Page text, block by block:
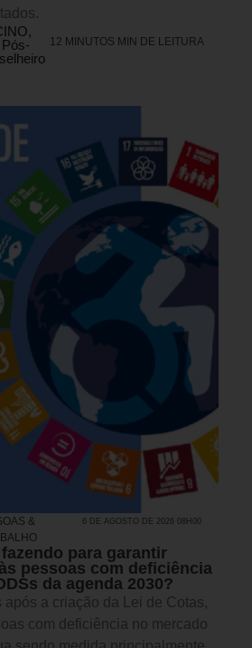
12 MINUTOS MIN DE LEITURA
&
6 DE AGOSTO DE 2026 08H00
para garantir
pessoas com deficiência
da agenda 2030?
após a criação da Lei de Cotas,
com deficiência no mercado